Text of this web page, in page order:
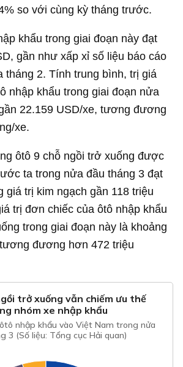
so với cùng kỳ tháng trước.
khẩu trong giai đoạn này đạt
, gần như xấp xỉ số liệu báo cáo
tháng 2. Tính trung bình, trị giá
nhập khẩu trong giai đoạn nửa
22.159 USD/xe, tương đương
xe.
ôtô 9 chỗ ngồi trở xuống được
ta trong nửa đầu tháng 3 đạt
giá trị kim ngạch gần 118 triệu
trị đơn chiếc của ôtô nhập khẩu
trong giai đoạn này là khoảng
đương hơn 472 triệu
trở xuống vẫn chiếm ưu thế
nhóm xe nhập khẩu
nhập khẩu vào Việt Nam trong nửa
3 (Số liệu: Tổng cục Hải quan)